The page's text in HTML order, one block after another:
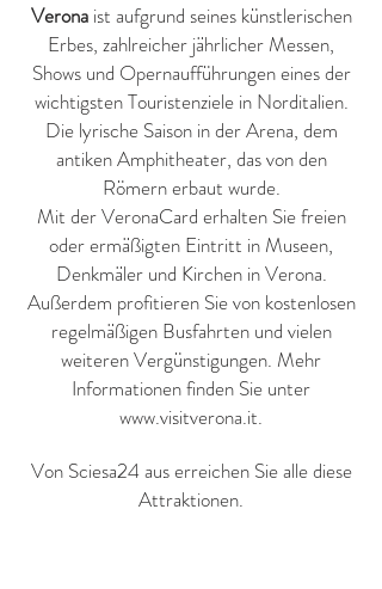
Veronaist aufgrund seines künstlerischen
Erbes, zahlreicher jährlicher Messen,
Shows und Opernaufführungen eines der
wichtigsten Touristenziele in Norditalien.
Die lyrische Saison in der Arena, dem
antiken Amphitheater, das von den
Römern erbaut wurde.
Mit der VeronaCard erhalten Sie freien
oder ermäßigten Eintritt in Museen,
Denkmäler und Kirchen in Verona.
Außerdem profitieren Sie von kostenlosen
regelmäßigen Busfahrten und vielen
weiteren Vergünstigungen. Mehr
Informationen finden Sie unter
www.visitverona.it.
Von Sciesa24 aus erreichen Sie alle diese
Attraktionen.